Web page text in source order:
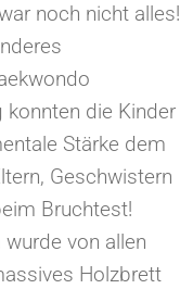
noch nicht alles!
konnten die Kinder
Stärke dem
Geschwistern
Bruchtest!
von allen
Holzbrett